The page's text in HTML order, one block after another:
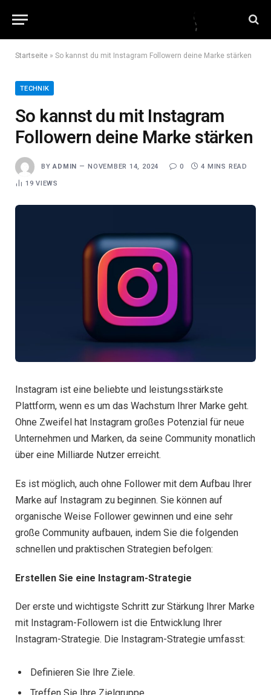
Startseite » So kannst du mit Instagram Followern deine Marke stärken
TECHNIK
So kannst du mit Instagram
Followern deine Marke stärken
BY ADMIN NOVEMBER 14, 2024 0 4 MINS READ
19VIEWS
Instagram ist eine beliebte und leistungsstärkste
Plattform, wenn es um das Wachstum Ihrer Marke geht.
Ohne Zweifel hat Instagram großes Potenzial für neue
Unternehmen und Marken, da seine Community monatlich
über eine Milliarde Nutzer erreicht.
Es ist möglich, auch ohne Follower mit dem Aufbau Ihrer
Marke auf Instagram zu beginnen. Sie können auf
organische Weise Follower gewinnen und eine sehr
große Community aufbauen, indem Sie die folgenden
schnellen und praktischen Strategien befolgen:
Erstellen Sie eine Instagram-Strategie
Der erste und wichtigste Schritt zur Stärkung Ihrer Marke
mit Instagram-Followern ist die Entwicklung Ihrer
Instagram-Strategie. Die Instagram-Strategie umfasst:
Definieren Sie Ihre Ziele.